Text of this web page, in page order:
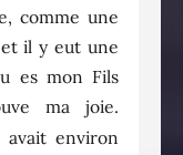
comme une
et il y eut une
es mon Fils
ma joie.
avait environ